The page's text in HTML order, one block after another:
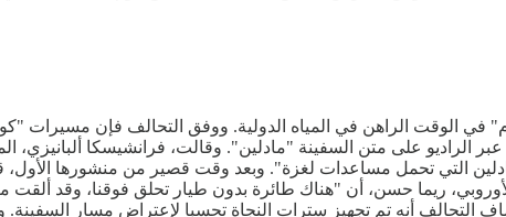
الوقت الراهن في المياه الدولية. ووفق التحالف فإن مسيرات
على متن السفينة "مادلين". وقالت، فرانشيسكا ألبانيزي،
زوارق حربية إسرائيلية حول السفينة مادلين التي تحمل مساعدات لغزة". وبعد وقت قصير من
ريما حسن، أن "هناك طائرة بدون طيار تحلق فوقنا، وقد
أنه تم تجهيز سترات النجاة تحسبا لإعتراض مسار السفينة.